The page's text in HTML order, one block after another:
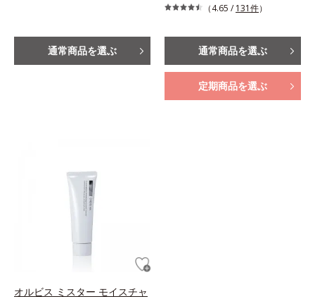
通常商品を選ぶ
（4.65 / 131件）
通常商品を選ぶ
定期商品を選ぶ
オルビス ミスター モイスチャ